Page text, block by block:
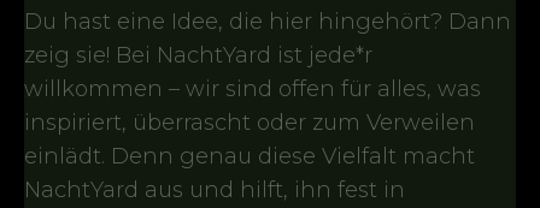
Du hast eine Idee, die hier hingehört? Dann
zeig sie! Bei NachtYard ist jede*r
willkommen – wir sind offen für alles, was
inspiriert, überrascht oder zum Verweilen
einlädt. Denn genau diese Vielfalt macht
NachtYard aus und hilft, ihn fest in